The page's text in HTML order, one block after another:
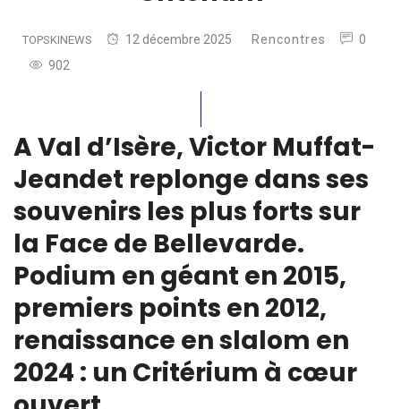
TOPSKINEWS 12 décembre 2025 Rencontres
0
902
A Val d’Isère, Victor Muffat-
Jeandet replonge dans ses
souvenirs les plus forts sur
la Face de Bellevarde.
Podium en géant en 2015,
premiers points en 2012,
renaissance en slalom en
2024 : un Critérium à cœur